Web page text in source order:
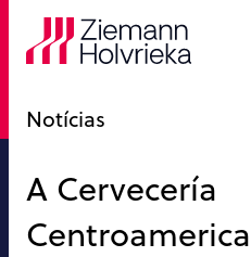
Notícias
A Cervecería